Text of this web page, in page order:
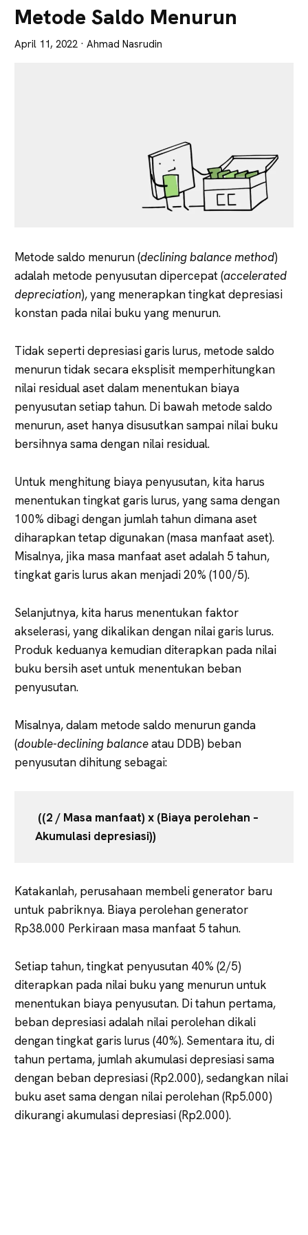
Tajam
Metode Saldo Menurun
April 11, 2022 · Ahmad Nasrudin
Metode saldo menurun (declining balance method)
adalah metode penyusutan dipercepat (accelerated
depreciation), yang menerapkan tingkat depresiasi
konstan pada nilai buku yang menurun.
Tidak seperti depresiasi garis lurus, metode saldo
menurun tidak secara eksplisit memperhitungkan
nilai residual aset dalam menentukan biaya
penyusutan setiap tahun. Di bawah metode saldo
menurun, aset hanya disusutkan sampai nilai buku
bersihnya sama dengan nilai residual.
Untuk menghitung biaya penyusutan, kita harus
menentukan tingkat garis lurus, yang sama dengan
100% dibagi dengan jumlah tahun dimana aset
diharapkan tetap digunakan (masa manfaat aset).
Misalnya, jika masa manfaat aset adalah 5 tahun,
tingkat garis lurus akan menjadi 20% (100/5).
Selanjutnya, kita harus menentukan faktor
akselerasi, yang dikalikan dengan nilai garis lurus.
Produk keduanya kemudian diterapkan pada nilai
buku bersih aset untuk menentukan beban
penyusutan.
Misalnya, dalam metode saldo menurun ganda
(double-declining balanceatau DDB) beban
penyusutan dihitung sebagai:
((2 / Masa manfaat) x (Biaya perolehan –
Akumulasi depresiasi))
Katakanlah, perusahaan membeli generator baru
untuk pabriknya. Biaya perolehan generator
Rp38.000 Perkiraan masa manfaat 5 tahun.
Setiap tahun, tingkat penyusutan 40% (2/5)
diterapkan pada nilai buku yang menurun untuk
menentukan biaya penyusutan. Di tahun pertama,
beban depresiasi adalah nilai perolehan dikali
dengan tingkat garis lurus (40%). Sementara itu, di
tahun pertama, jumlah akumulasi depresiasi sama
dengan beban depresiasi (Rp2.000), sedangkan nilai
buku aset sama dengan nilai perolehan (Rp5.000)
dikurangi akumulasi depresiasi (Rp2.000).